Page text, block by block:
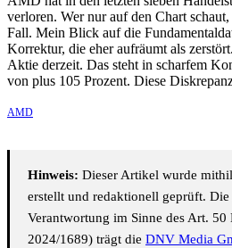
verloren. Wer nur auf den Chart
Fall. Mein Blick auf die
Korrektur, die eher aufräumt als
Aktie derzeit. Das steht in scharfem
von plus 105 Prozent. Diese
AMD
Hinweis: Dieser Artikel wurde
erstellt und redaktionell geprüft.
Verantwortung im Sinne des Art.
2024/1689) trägt die DNV Media